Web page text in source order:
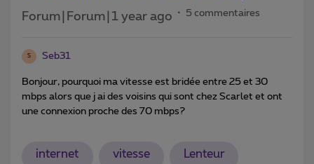
Forum|Forum|1 year ago 5 commentaires
S Seb31
Bonjour, pourquoi ma vitesse est bridée entre 25 et 30
mbps alors que j ai des voisins qui sont chez Scarlet et ont
une connexion proche des 70 mbps?
internet vitesse Lenteur